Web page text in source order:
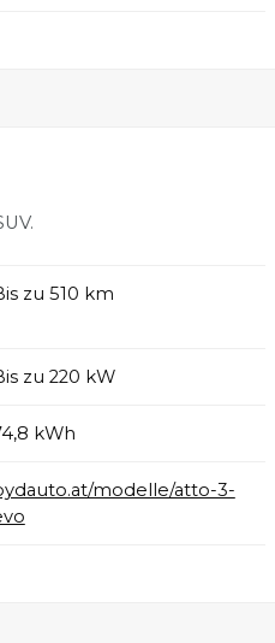
zu 510 km
zu 220 kW
kWh
modelle/atto-3-